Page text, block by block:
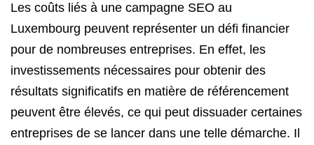
Les coûts liés à une campagne SEO au
Luxembourg peuvent représenter un défi financier
pour de nombreuses entreprises. En effet, les
investissements nécessaires pour obtenir des
résultats significatifs en matière de référencement
peuvent être élevés, ce qui peut dissuader certaines
entreprises de se lancer dans une telle démarche. Il